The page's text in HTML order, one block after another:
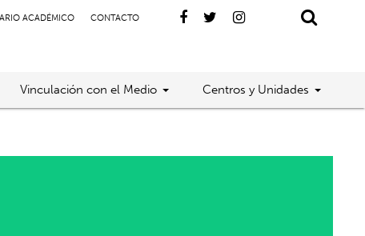
ACADÉMICO CONTACTO
Vinculación con el Medio Centros y Unidades